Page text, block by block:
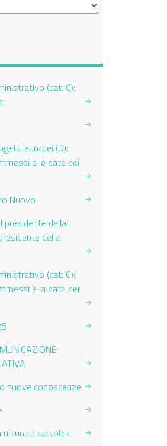
(cat. C):
europei (D):
e le date dei
Nuovo
presidente della
della
(cat. C):
e la data dei
nuove conoscenze
raccolta